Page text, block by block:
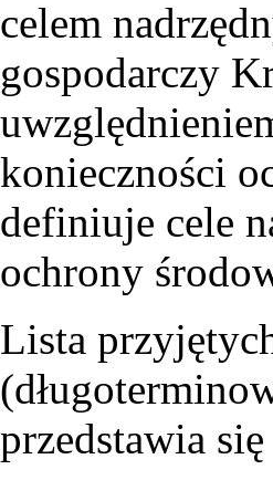
celem
gospodarczy
konieczności
definiuje cele
ochrony
Lista
przedstawia